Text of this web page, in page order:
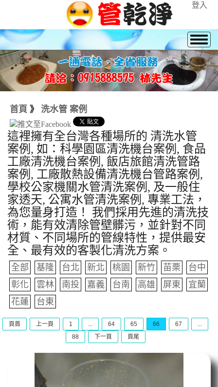
登入
首頁 》 洗水管 案例
這裡擁有全台灣各種場所的 清洗水管
案例, 如：科學園區清洗機台案例, 食品
工廠清洗機台案例, 飯店旅館清洗管路
案例, 工廠散熱設備清洗機台管路案例,
學校公家機關水管清洗案例, 及一般住
家透天, 公寓水管清洗案例, 專業工法，
為您量身打造！ 我們採用先進的清洗技
術，能有效清除管壁髒污，並針對不同
材質、不同場所的管線特性，提供最安
全、最有效的客製化清洗方案。
全部 基隆 台北 新北 桃園 新竹 苗栗
台中
彰化
雲林 南投 嘉義 台南 高雄 屏東
宜蘭
花蓮
台東
頁首 上一頁 1 ... 64 65 66 67
...
88
下一頁 頁尾